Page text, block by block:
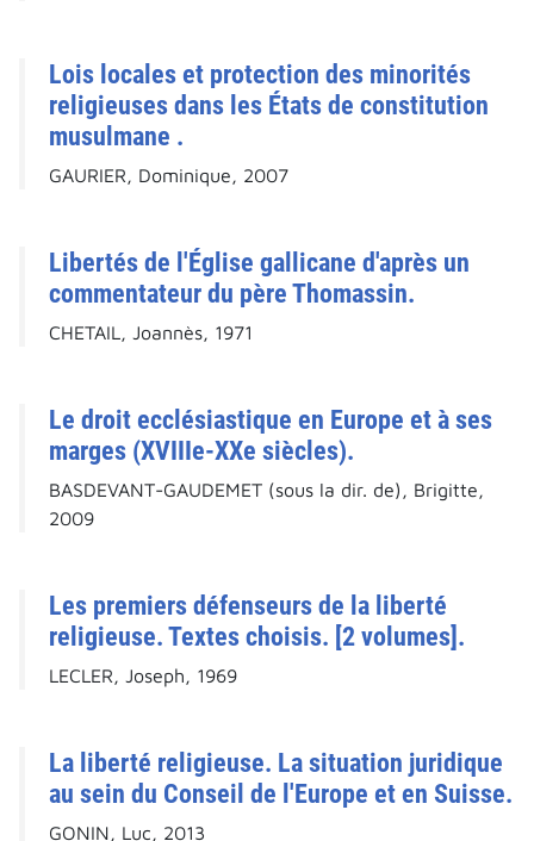
Lois locales et protection des minorités
religieuses dans les États de constitution
musulmane .
GAURIER, Dominique, 2007
Libertés de l'Église gallicane d'après un
commentateur du père Thomassin.
CHETAIL, Joannès, 1971
Le droit ecclésiastique en Europe et à ses
marges (XVIIIe-XXe siècles).
BASDEVANT-GAUDEMET (sous la dir. de), Brigitte,
2009
Les premiers défenseurs de la liberté
religieuse. Textes choisis. [2 volumes].
LECLER, Joseph, 1969
La liberté religieuse. La situation juridique
au sein du Conseil de l'Europe et en Suisse.
GONIN, Luc, 2013